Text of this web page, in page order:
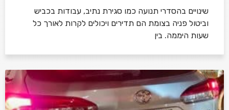
שינויים בהסדרי תנועה כמו סגירת נתיב, עבודות בכביש
וביטול פניה בצומת הם תדירים ויכולים לקרות לאורך כל
שעות היממה. בין